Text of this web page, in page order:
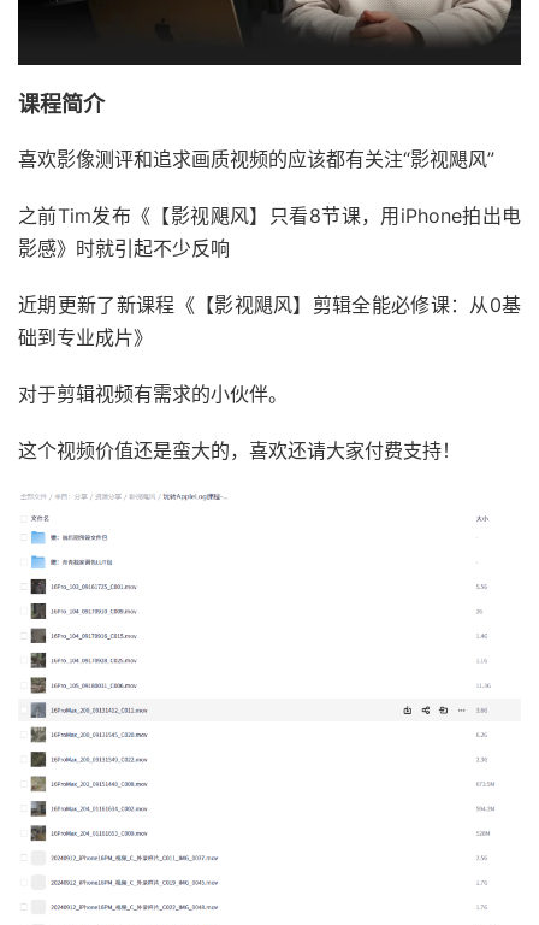
课程简介
喜欢影像测评和追求画质视频的应该都有关注“影视飓风”
之前Tim发布《【影视飓风】只看8节课，用iPhone拍出电
影感》时就引起不少反响
近期更新了新课程《【影视飓风】剪辑全能必修课：从0基
础到专业成片》
对于剪辑视频有需求的小伙伴。
这个视频价值还是蛮大的，喜欢还请大家付费支持！